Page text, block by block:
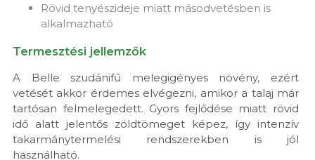
Rövid tenyészideje miatt másodvetésben is
alkalmazható
Termesztési jellemzők
A Belle szudánifű melegigényes növény, ezért
vetését akkor érdemes elvégezni, amikor a talaj már
tartósan felmelegedett. Gyors fejlődése miatt rövid
idő alatt jelentős zöldtömeget képez, így intenzív
takarmánytermelési rendszerekben is jól
használható.